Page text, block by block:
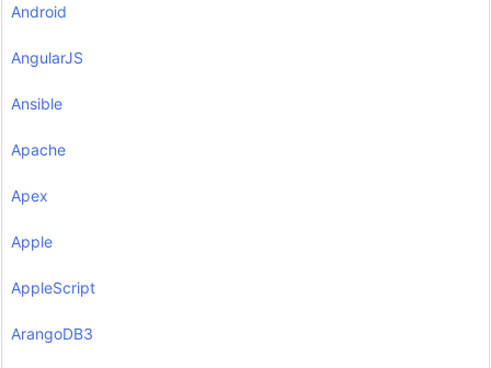
Android
AngularJS
Ansible
Apache
Apex
Apple
AppleScript
ArangoDB3